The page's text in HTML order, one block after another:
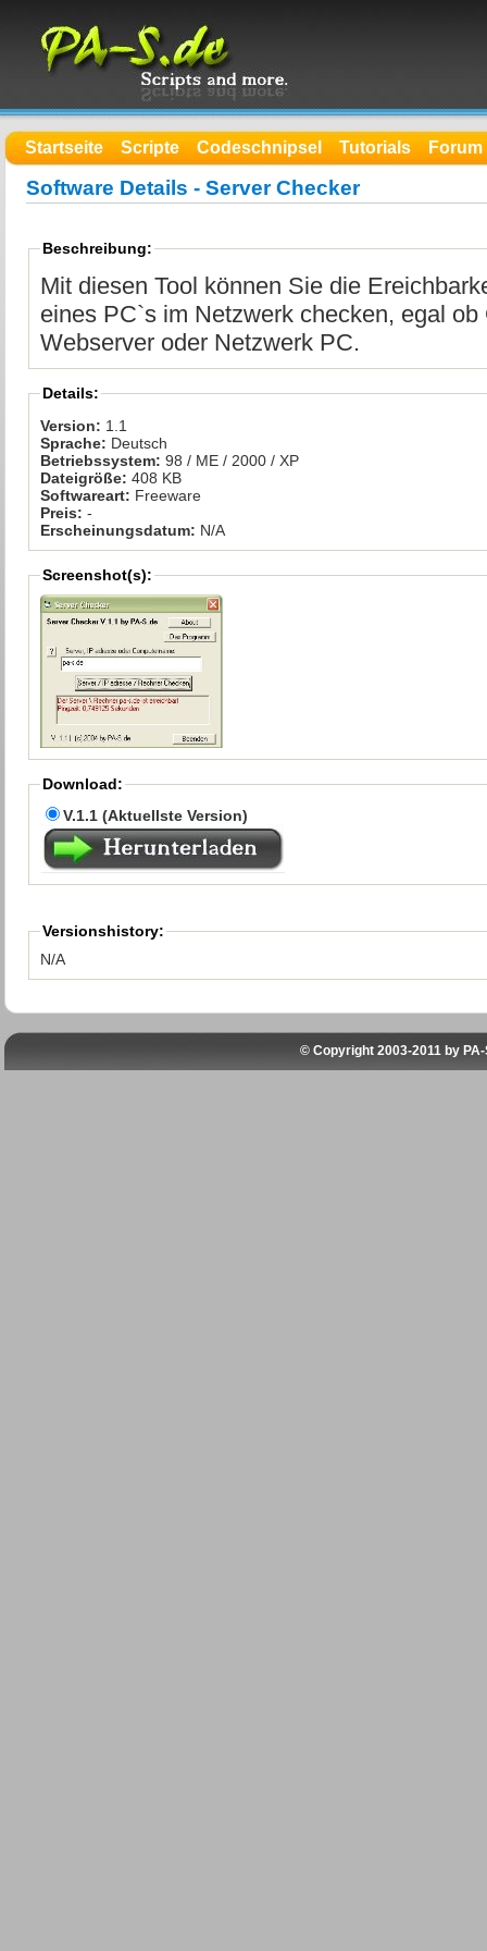
Startseite Scripte Codeschnipsel Tutorials Forum
Software Details - Server Checker
Beschreibung:
Mit diesen Tool können Sie die Ereichbarkeit eines Servers
eines PC`s im Netzwerk checken, egal ob Gameserver,
Webserver oder Netzwerk PC.
Details:
Version: 1.1
Sprache: Deutsch
Betriebssystem: 98 / ME / 2000 / XP
Dateigröße: 408 KB
Softwareart: Freeware
Preis: -
Erscheinungsdatum: N/A
Screenshot(s):
Download:
V.1.1 (Aktuellste Version)
Versionshistory:
N/A
© Copyright 2003-2011 by